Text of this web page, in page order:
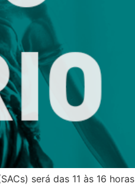
será das 11 às 16 horas